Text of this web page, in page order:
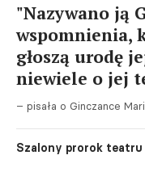
"Nazywano ją
wspomnienia,
głoszą urodę
niewiele o jej
– pisała o Ginczance
Szalony prorok teatru